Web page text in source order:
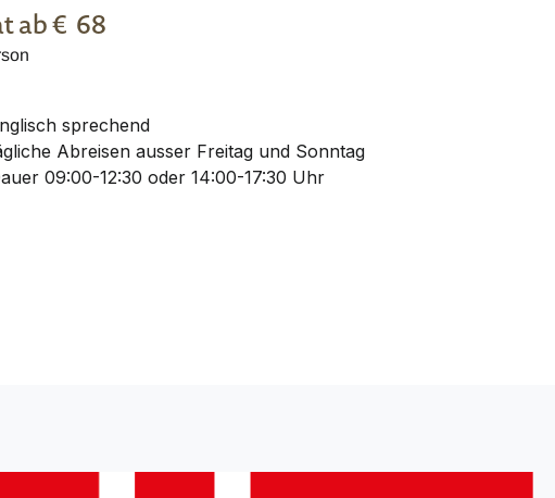
ab € 68
sprechend
Abreisen ausser Freitag und Sonntag
09:00-12:30 oder 14:00-17:30 Uhr